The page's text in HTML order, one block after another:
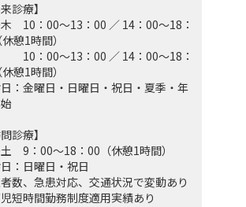
来診療】
10：00～13：00 ／ 14：00～18：
憩1時間）
：00～13：00 ／ 14：00～18：
憩1時間）
：金曜日・日曜日・祝日・夏季・年
問診療】
9：00～18：00（休憩1時間）
：日曜日・祝日
数、急患対応、交通状況で変動あり
短時間勤務制度適用実績あり